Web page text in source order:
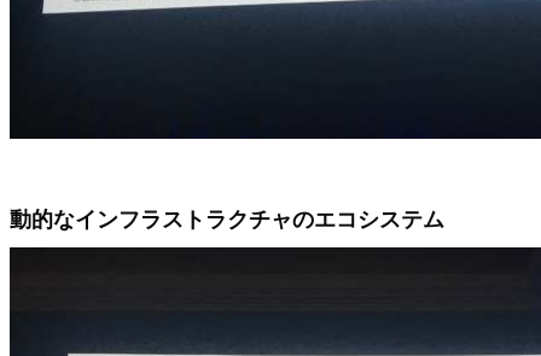
動的なインフラストラクチャのエコシステム